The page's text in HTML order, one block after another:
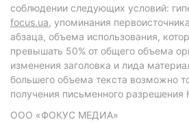
соблюдении следующих условий:
focus.ua, упоминания
абзаца, объема использования,
превышать 50% от общего объема
изменения заголовка и лида
большего объема текста возможно
получения письменного разрешения
ООО «ФОКУС МЕДИА»